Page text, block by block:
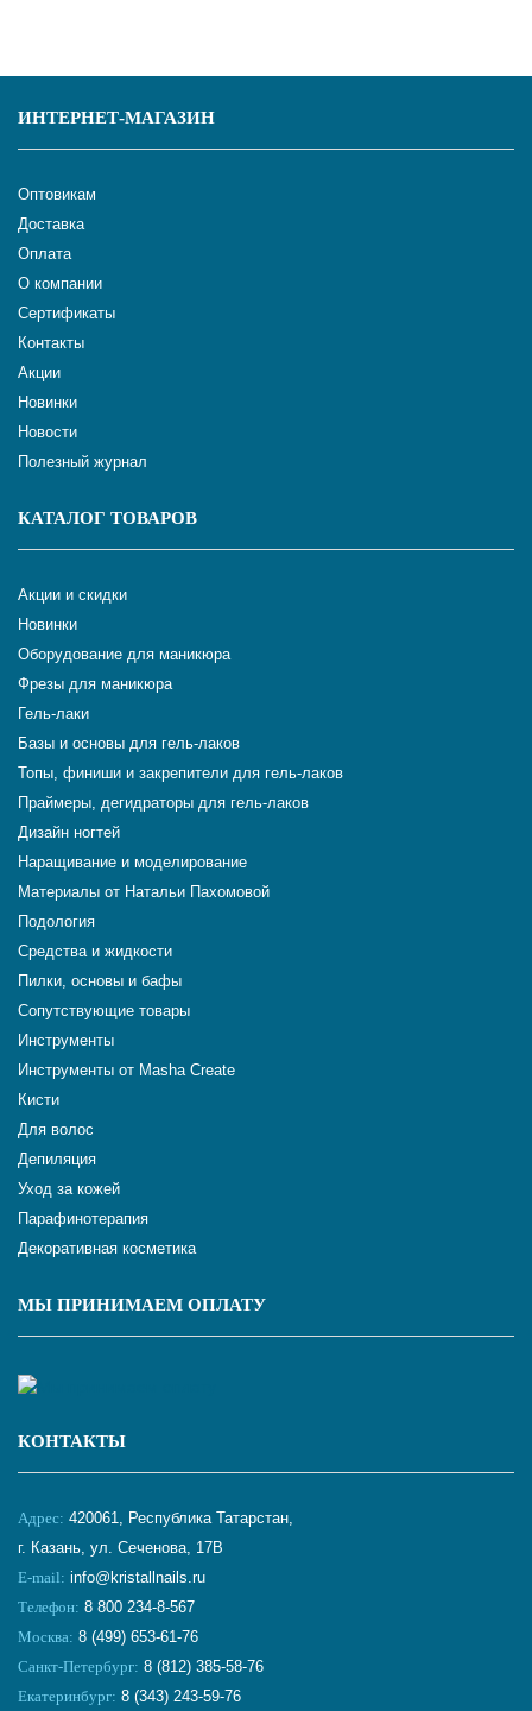
ИНТЕРНЕТ-МАГАЗИН
Оптовикам
Доставка
Оплата
О компании
Сертификаты
Контакты
Акции
Новинки
Новости
Полезный журнал
КАТАЛОГ ТОВАРОВ
Акции и скидки
Новинки
Оборудование для маникюра
Фрезы для маникюра
Гель-лаки
Базы и основы для гель-лаков
Топы, финиши и закрепители для гель-лаков
Праймеры, дегидраторы для гель-лаков
Дизайн ногтей
Наращивание и моделирование
Материалы от Натальи Пахомовой
Подология
Средства и жидкости
Пилки, основы и бафы
Сопутствующие товары
Инструменты
Инструменты от Masha Create
Кисти
Для волос
Депиляция
Уход за кожей
Парафинотерапия
Декоративная косметика
МЫ ПРИНИМАЕМ ОПЛАТУ
КОНТАКТЫ
Адрес: 420061, Республика Татарстан,
г. Казань, ул. Сеченова, 17В
E-mail: info@kristallnails.ru
Телефон: 8 800 234-8-567
Москва: 8 (499) 653-61-76
Санкт-Петербург: 8 (812) 385-58-76
Екатеринбург: 8 (343) 243-59-76